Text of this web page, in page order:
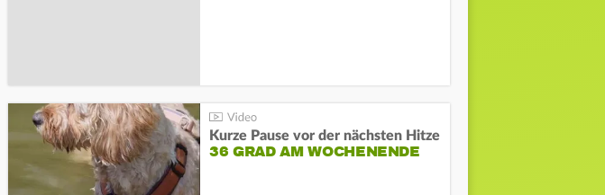
Kurze Pause vor der nächsten Hitze
36 GRAD AM WOCHENENDE